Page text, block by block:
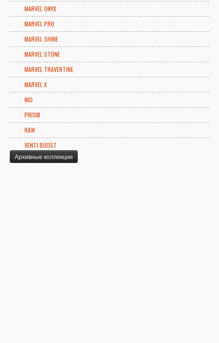
MARVEL ONYX
MARVEL PRO
MARVEL SHINE
MARVEL STONE
MARVEL TRAVERTINE
MARVEL X
NID
PRISM
RAW
VENTI BOOST
Архивные коллекции